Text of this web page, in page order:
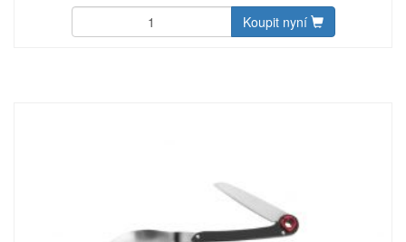
Koupit nyní